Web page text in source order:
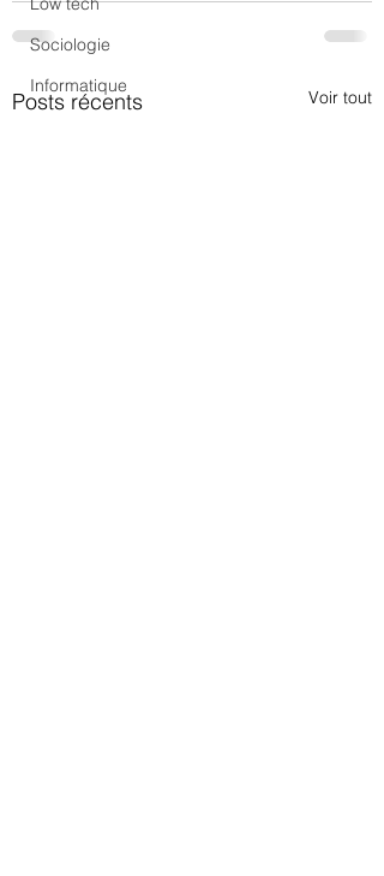
Sociologie
Informatique
Posts récents Voir tout